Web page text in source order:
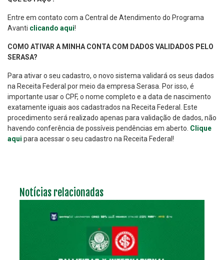
Entre em contato com a Central de Atendimento do Programa
Avanti clicando aqui!
COMO ATIVAR A MINHA CONTA COM DADOS VALIDADOS PELO
SERASA?
Para ativar o seu cadastro, o novo sistema validará os seus dados
na Receita Federal por meio da empresa Serasa. Por isso, é
importante usar o CPF, o nome completo e a data de nascimento
exatamente iguais aos cadastrados na Receita Federal. Este
procedimento será realizado apenas para validação de dados, não
havendo conferência de possíveis pendências em aberto. Clique
aqui para acessar o seu cadastro na Receita Federal!
Notícias relacionadas